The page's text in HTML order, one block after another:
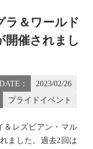
ラ＆ワールド
開催されまし
：
2023/02/26
プライドイベント
レズビアン・マル
ました。過去2回は